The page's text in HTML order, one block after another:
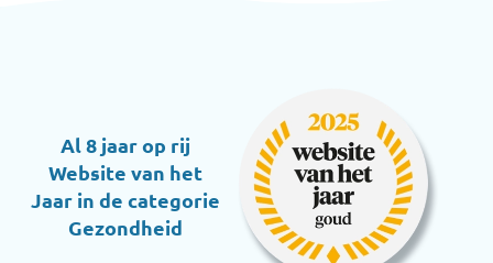
Al 8 jaar op rij
Website van het
Jaar in de categorie
Gezondheid